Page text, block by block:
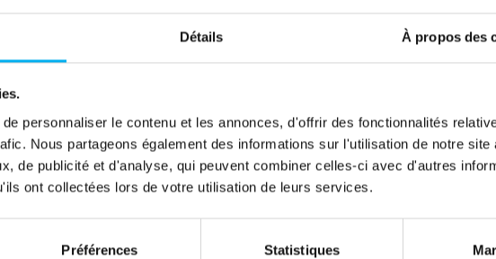
Détails À propos des
personnaliser le contenu et les annonces, d'offrir des fonctionnalités
Nous partageons également des informations sur l'utilisation de notre site
de publicité et d'analyse, qui peuvent combiner celles-ci avec d'autres
ont collectées lors de votre utilisation de leurs services.
Préférences Statistiques
Enrichissement de la base
déterminées en atelier : data cleaning,
place des process de mise à jour .
interfaces
en